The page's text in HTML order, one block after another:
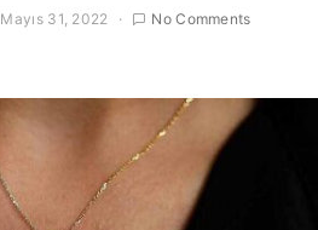
Mayıs 31, 2022 No Comments